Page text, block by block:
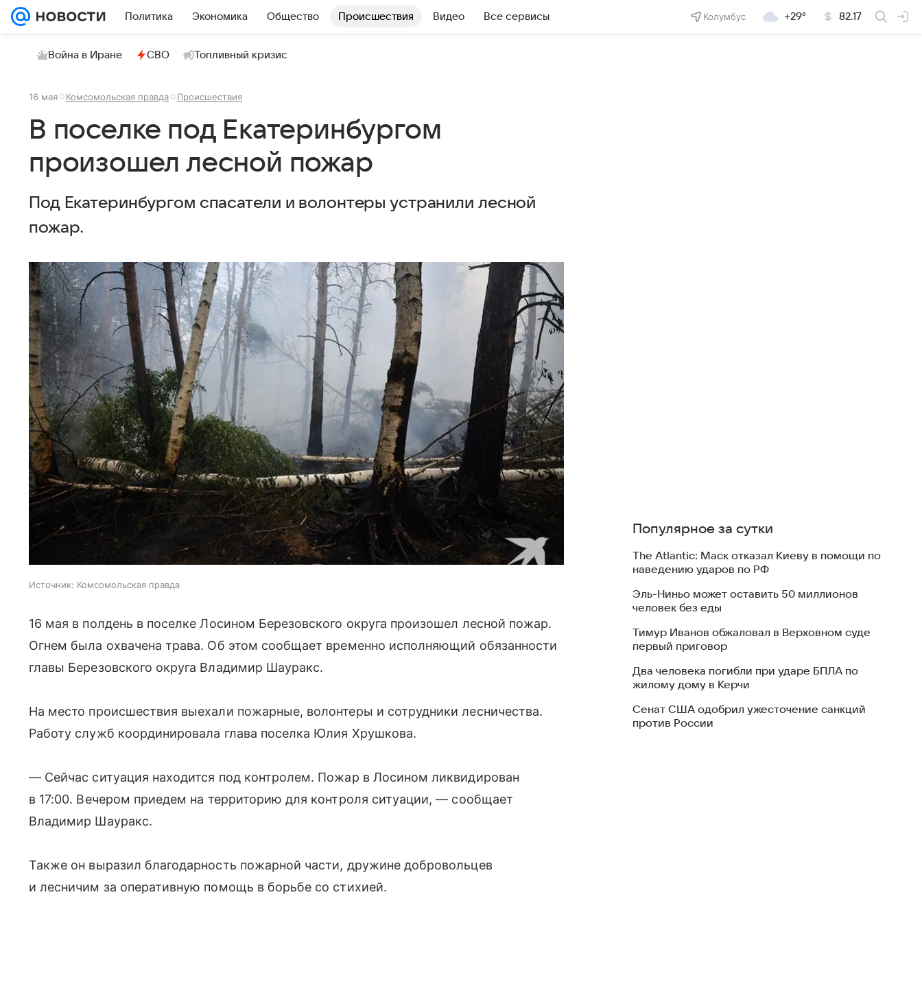
Политика Экономика Общество Происшествия Видео Все сервисы Колумбус +29° 82.17
Война в Иране СВО Топливный кризис
16 мая Комсомольская правда Происшествия
В поселке под Екатеринбургом
произошел лесной пожар
Под Екатеринбургом спасатели и волонтеры устранили лесной
пожар.
Источник: Комсомольская правда
16 мая в полдень в поселке Лосином Березовского округа произошел лесной пожар.
Огнем была охвачена трава. Об этом сообщает временно исполняющий обязанности
главы Березовского округа Владимир Шауракс.
На место происшествия выехали пожарные, волонтеры и сотрудники лесничества.
Работу служб координировала глава поселка Юлия Хрушкова.
— Сейчас ситуация находится под контролем. Пожар в Лосином ликвидирован
в 17:00. Вечером приедем на территорию для контроля ситуации, — сообщает
Владимир Шауракс.
Также он выразил благодарность пожарной части, дружине добровольцев
и лесничим за оперативную помощь в борьбе со стихией.
Популярное за сутки
The Atlantic: Маск отказал Киеву в помощи по
наведению ударов по РФ
Эль-Ниньо может оставить 50 миллионов
человек без еды
Тимур Иванов обжаловал в Верховном суде
первый приговор
Два человека погибли при ударе БПЛА по
жилому дому в Керчи
Сенат США одобрил ужесточение санкций
против России